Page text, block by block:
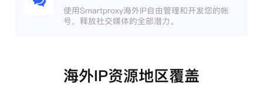
使用Smartproxy海外IP自由管理和开发您的帐
号，释放社交媒体的全部潜力。
海外IP资源地区覆盖